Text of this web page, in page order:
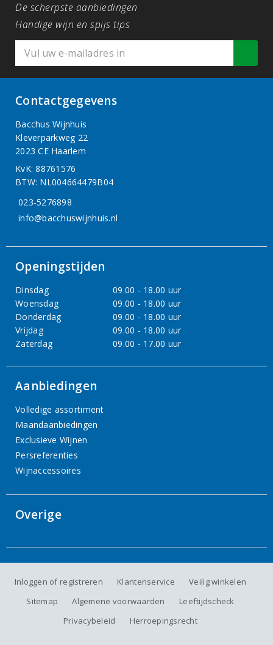
De scherpste aanbiedingen
Handige wijn en spijs tips
Contactgegevens
Bacchus Wijnhuis
Kleverparkweg 22
2023 CE Haarlem
KvK: 88761576
BTW: NL004664479B04
023-5276898
info@bacchuswijnhuis.nl
Openingstijden
Dinsdag
09.00 - 18.00 uur
Woensdag
09.00 - 18.00 uur
Donderdag
09.00 - 18.00 uur
Vrijdag
09.00 - 18.00 uur
Zaterdag
09.00 - 17.00 uur
Aanbiedingen
Volledige assortiment
Maandaanbiedingen
Exclusieve Wijnen
Persreferenties
Wijnaccessoires
Overige
Inloggen of registreren Klantenservice
Veilig winkelen
Sitemap
Algemene voorwaarden
Leeftijdscheck
Privacybeleid
Herroepingsrecht